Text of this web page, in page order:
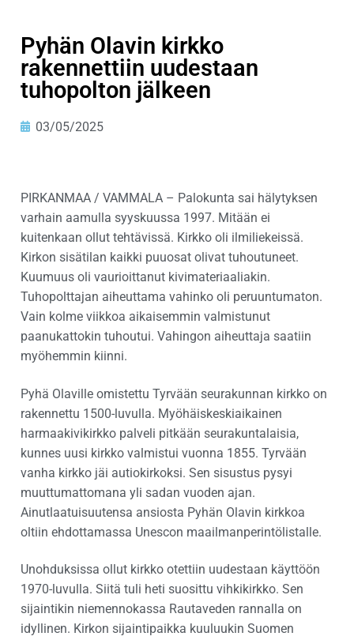
Pyhän Olavin kirkko
rakennettiin uudestaan
tuhopolton jälkeen
03/05/2025
PIRKANMAA / VAMMALA – Palokunta sai hälytyksen
varhain aamulla syyskuussa 1997. Mitään ei
kuitenkaan ollut tehtävissä. Kirkko oli ilmiliekeissä.
Kirkon sisätilan kaikki puuosat olivat tuhoutuneet.
Kuumuus oli vaurioittanut kivimateriaaliakin.
Tuhopolttajan aiheuttama vahinko oli peruuntumaton.
Vain kolme viikkoa aikaisemmin valmistunut
paanukattokin tuhoutui. Vahingon aiheuttaja saatiin
myöhemmin kiinni.
Pyhä Olaville omistettu Tyrvään seurakunnan kirkko on
rakennettu 1500-luvulla. Myöhäiskeskiaikainen
harmaakivikirkko palveli pitkään seurakuntalaisia,
kunnes uusi kirkko valmistui vuonna 1855. Tyrvään
vanha kirkko jäi autiokirkoksi. Sen sisustus pysyi
muuttumattomana yli sadan vuoden ajan.
Ainutlaatuisuutensa ansiosta Pyhän Olavin kirkkoa
oltiin ehdottamassa Unescon maailmanperintölistalle.
Unohduksissa ollut kirkko otettiin uudestaan käyttöön
1970-luvulla. Siitä tuli heti suosittu vihkikirkko. Sen
sijaintikin niemennokassa Rautaveden rannalla on
idyllinen. Kirkon sijaintipaikka kuuluukin Suomen